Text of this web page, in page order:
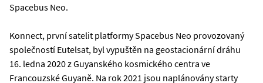
Spacebus Neo.
Konnect, první satelit platformy Spacebus Neo provozovaný
společností Eutelsat, byl vypuštěn na geostacionární dráhu
16. ledna 2020 z Guyanského kosmického centra ve
Francouzské Guyaně. Na rok 2021 jsou naplánovány starty